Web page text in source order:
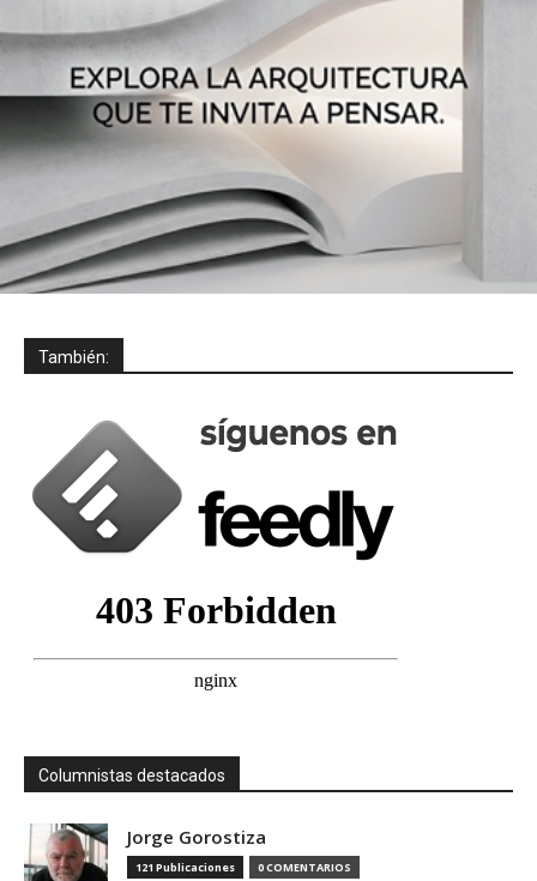
También:
Columnistas destacados
Jorge Gorostiza
121 Publicaciones 0 COMENTARIOS